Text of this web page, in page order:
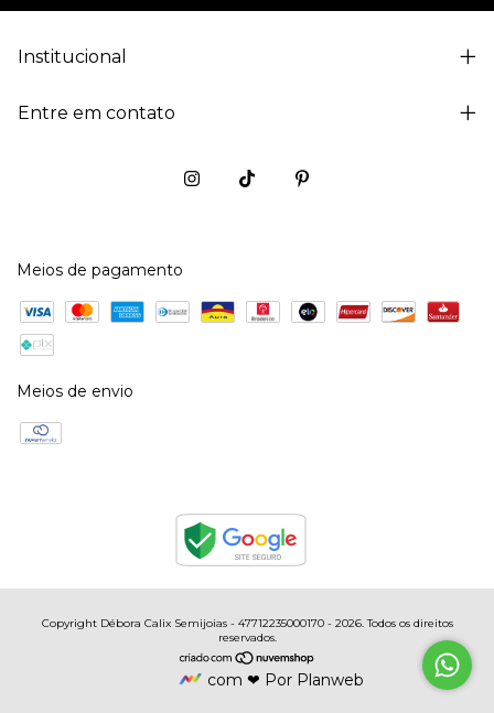
Institucional
Entre em contato
Meios de pagamento
Meios de envio
Copyright Débora Calix Semijoias - 47712235000170 - 2026. Todos os direitos
reservados.
com ❤ Por Planweb